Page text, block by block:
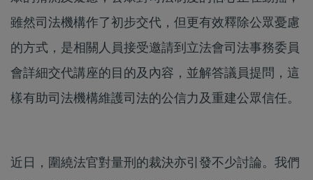
雖然司法機構作了初步交代，但更有效釋除公眾憂慮
的方式，是相關人員接受邀請到立法會司法事務委員
會詳細交代講座的目的及內容，並解答議員提問，這
樣有助司法機構維護司法的公信力及重建公眾信任。
近日，圍繞法官對量刑的裁決亦引發不少討論。我們